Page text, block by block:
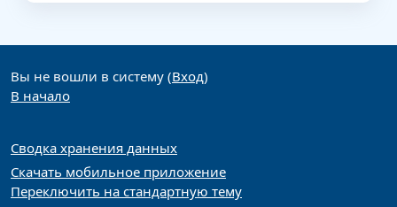
Дополнительные блоки
Вы не вошли в систему (Вход)
В начало
Сводка хранения данных
Скачать мобильное приложение
Переключить на стандартную тему